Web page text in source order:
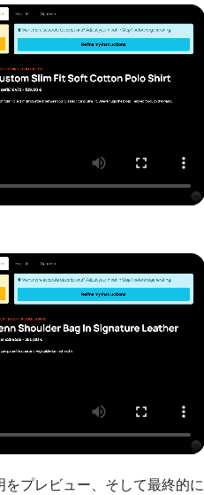
プレビュー、そして最終的に